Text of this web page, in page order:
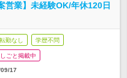
営業】未経験OK/年休120日
転勤なし 学歴不問
ごと掲載中
17